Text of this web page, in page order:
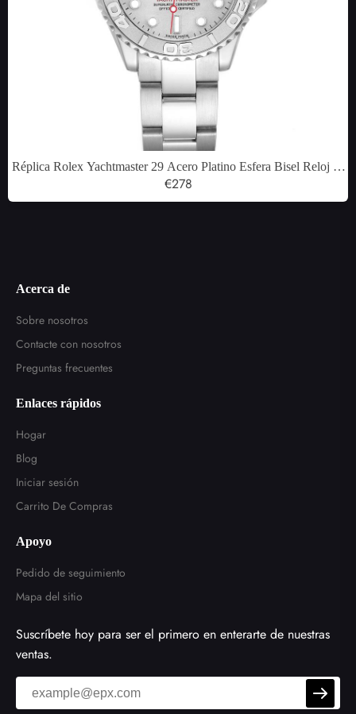
Réplica Rolex Yachtmaster 29 Acero Platino Esfera Bisel Reloj de
mujer 169622
€278
Acerca de
Sobre nosotros
Contacte con nosotros
Preguntas frecuentes
Enlaces rápidos
Hogar
Blog
Iniciar sesión
Carrito De Compras
Apoyo
Pedido de seguimiento
Mapa del sitio
Suscríbete hoy para ser el primero en enterarte de nuestras
ventas.